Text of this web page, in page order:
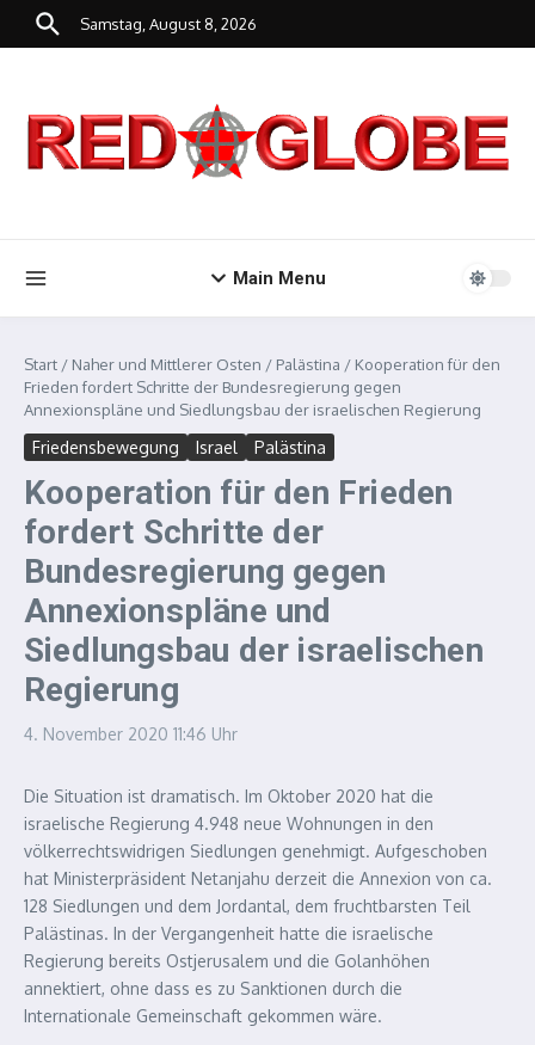
Zum Inhalt springen
Samstag, August 8, 2026
Main Menu
Start / Naher und Mittlerer Osten / Palästina / Kooperation für den
Frieden fordert Schritte der Bundesregierung gegen
Annexionspläne und Siedlungsbau der israelischen Regierung
Friedensbewegung Israel Palästina
Kooperation für den Frieden
fordert Schritte der
Bundesregierung gegen
Annexionspläne und
Siedlungsbau der israelischen
Regierung
4. November 2020 11:46 Uhr
Die Situation ist dramatisch. Im Oktober 2020 hat die
israelische Regierung 4.948 neue Wohnungen in den
völkerrechtswidrigen Siedlungen genehmigt. Aufgeschoben
hat Ministerpräsident Netanjahu derzeit die Annexion von ca.
128 Siedlungen und dem Jordantal, dem fruchtbarsten Teil
Palästinas. In der Vergangenheit hatte die israelische
Regierung bereits Ostjerusalem und die Golanhöhen
annektiert, ohne dass es zu Sanktionen durch die
Internationale Gemeinschaft gekommen wäre.